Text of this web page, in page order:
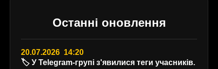
Останні оновлення
20.07.2026 14:20
🏷️ У Telegram-групі з'явилися теги учасників.